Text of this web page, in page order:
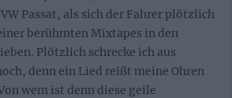
Passat, als sich der Fahrer plötzlich
berühmten Mixtapes in den
Plötzlich schrecke ich aus
denn ein Lied reißt meine Ohren
wem ist denn diese geile